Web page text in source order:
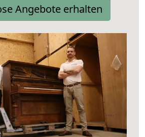
Angebote erhalten